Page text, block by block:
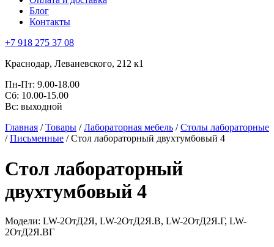
Блог
Контакты
+7 918 275 37 08
Краснодар, Леваневского, 212 к1
Пн-Пт: 9.00-18.00
Сб: 10.00-15.00
Вс: выходной
Главная /Товары /Лабораторная мебель /Столы лабораторные
/Письменные /Стол лабораторный двухтумбовый 4
Стол лабораторный
двухтумбовый 4
Модели: LW-2ОтД2Я, LW-2ОтД2Я.В, LW-2ОтД2Я.Г, LW-
2ОтД2Я.ВГ